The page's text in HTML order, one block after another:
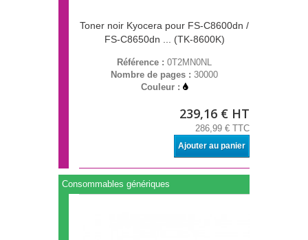
Toner noir Kyocera pour FS-C8600dn /
FS-C8650dn ... (TK-8600K)
Référence : 0T2MN0NL
Nombre de pages : 30000
Couleur :
239,16 € HT
286,99 € TTC
Ajouter au panier
Consommables génériques